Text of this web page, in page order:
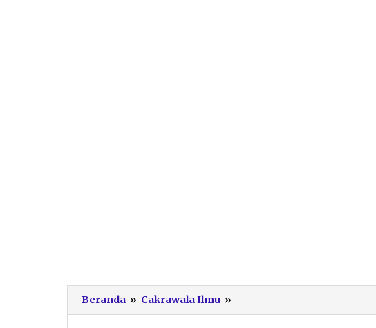
Beranda » Cakrawala Ilmu »
Pacitan